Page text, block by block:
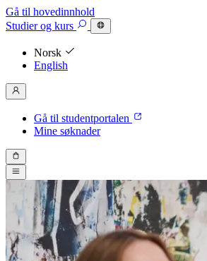
Gå til hovedinnhold
Studierog kurs
Norsk
English
Gå til studentportalen
Mine søknader